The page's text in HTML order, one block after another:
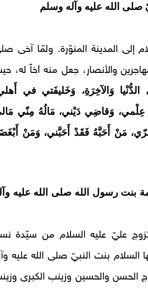
صلى الله عليه وآله وسلم
إلى المدينة المنوّرة. ولمّا آخى
والأنصار، جعل منه أخاً له،
وَالآخِرَةِ، وَخَليفَتي في
وَقاضِي دَيْني، مَالُهُ مِنّي
مَنْ أَحَبَّهُ فَقَدْ أَحَبَّني، وَمَنْ
بنت رسول الله صلى الله عليه
تزوج عليّ عليه السلام من سيّدة
السلام بنت النبيّ صلى الله عليه
الحسن والحسين وزينب الكبرى